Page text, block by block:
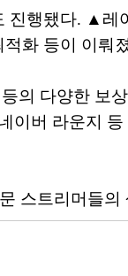
진행됐다. ▲
화 등이 이뤄
의 다양한 보
이버 라운지
스트리머들